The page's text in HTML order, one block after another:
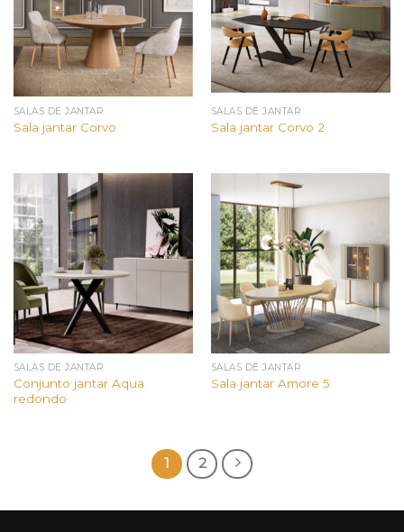
SALAS DE JANTAR
Sala jantar Corvo
SALAS DE JANTAR
Sala jantar Corvo 2
SALAS DE JANTAR
Conjunto jantar Aqua
redondo
SALAS DE JANTAR
Sala jantar Amore 5
1 2